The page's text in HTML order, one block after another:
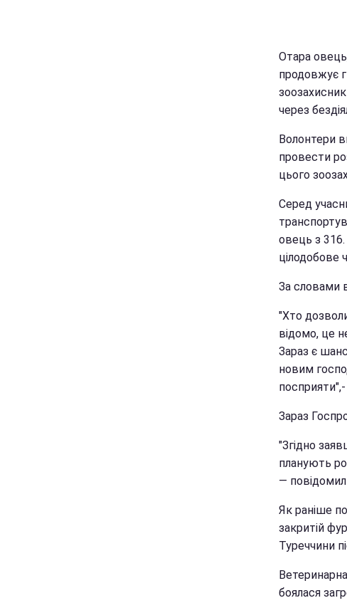
Отара
продовжує
через
Волонтери
провести
цього
Серед
овець з
цілодобове
За словами
"Хто
відомо, це
Зараз є
новим
Зараз
"Згідно
планують
—
Як раніше
закритій
Туреччини
боялася